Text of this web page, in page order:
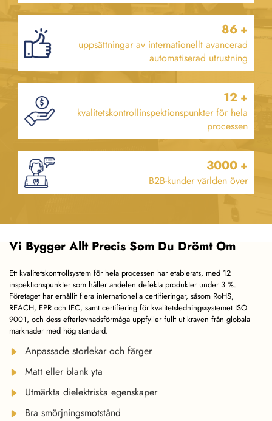
86 +
uppsättningar av internationellt avancerad
automatiserad utrustning
12 +
kvalitetskontrollinspektionspunkter för hela
processen
3000 +
B2B-kunder världen över
Vi Bygger Allt Precis Som Du Drömt Om
Ett kvalitetskontrollsystem för hela processen har etablerats, med 12
inspektionspunkter som håller andelen defekta produkter under 3 %.
Företaget har erhållit flera internationella certifieringar, såsom RoHS,
REACH, EPR och IEC, samt certifiering för kvalitetsledningssystemet ISO
9001, och dess efterlevnadsförmåga uppfyller fullt ut kraven från globala
marknader med hög standard.
Anpassade storlekar och färger
Matt eller blank yta
Utmärkta dielektriska egenskaper
Bra smörjningsmotstånd